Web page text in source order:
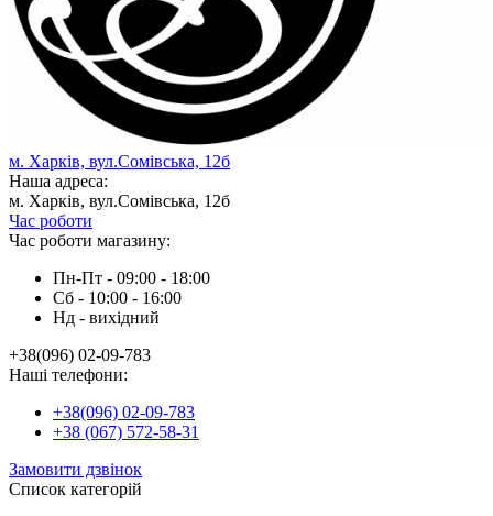
м. Харків, вул.Сомівська, 12б
Наша адреса:
м. Харків, вул.Сомівська, 12б
Час роботи
Час роботи магазину:
Пн-Пт - 09:00 - 18:00
Сб - 10:00 - 16:00
Нд - вихiдний
+38(096) 02-09-783
Наші телефони:
+38(096) 02-09-783
+38 (067) 572-58-31
Замовити дзвінок
Список категорій